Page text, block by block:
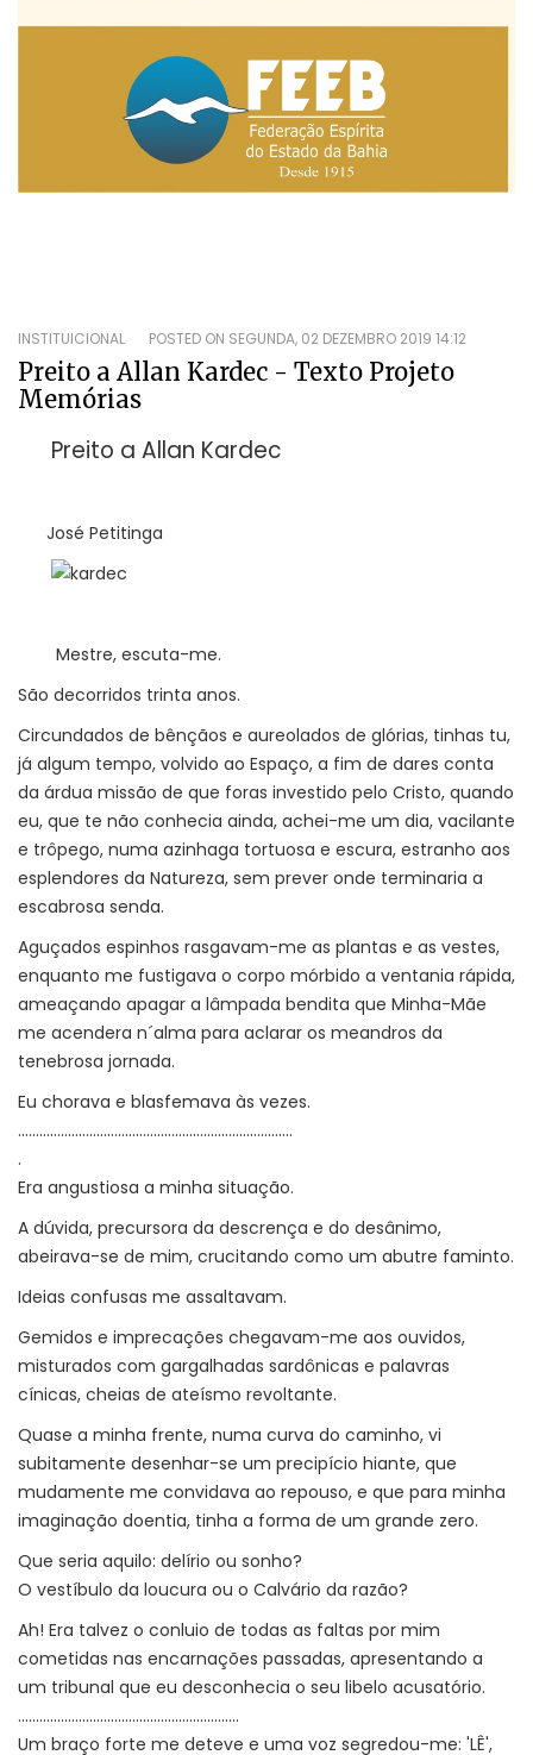
INSTITUICIONAL POSTED ON SEGUNDA, 02 DEZEMBRO 2019 14:12
Preito a Allan Kardec - Texto Projeto
Memórias
Preito a Allan Kardec
José Petitinga
Mestre, escuta-me.
São decorridos trinta anos.
Circundados de bênçãos e aureolados de glórias, tinhas tu,
já algum tempo, volvido ao Espaço, a fim de dares conta
da árdua missão de que foras investido pelo Cristo, quando
eu, que te não conhecia ainda, achei-me um dia, vacilante
e trôpego, numa azinhaga tortuosa e escura, estranho aos
esplendores da Natureza, sem prever onde terminaria a
escabrosa senda.
Aguçados espinhos rasgavam-me as plantas e as vestes,
enquanto me fustigava o corpo mórbido a ventania rápida,
ameaçando apagar a lâmpada bendita que Minha-Mãe
me acendera n´alma para aclarar os meandros da
tenebrosa jornada.
Eu chorava e blasfemava às vezes.
.............................................................................
.
Era angustiosa a minha situação.
A dúvida, precursora da descrença e do desânimo,
abeirava-se de mim, crucitando como um abutre faminto.
Ideias confusas me assaltavam.
Gemidos e imprecações chegavam-me aos ouvidos,
misturados com gargalhadas sardônicas e palavras
cínicas, cheias de ateísmo revoltante.
Quase a minha frente, numa curva do caminho, vi
subitamente desenhar-se um precipício hiante, que
mudamente me convidava ao repouso, e que para minha
imaginação doentia, tinha a forma de um grande zero.
Que seria aquilo: delírio ou sonho?
O vestíbulo da loucura ou o Calvário da razão?
Ah! Era talvez o conluio de todas as faltas por mim
cometidas nas encarnações passadas, apresentando a
um tribunal que eu desconhecia o seu libelo acusatório.
..............................................................
Um braço forte me deteve e uma voz segredou-me: 'LÊ',